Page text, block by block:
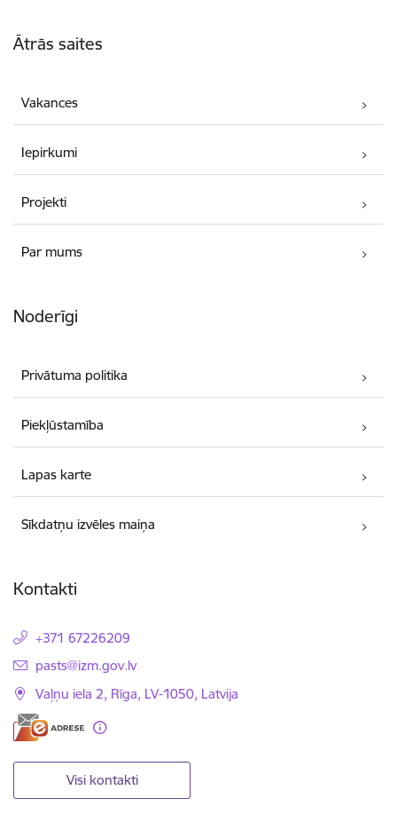
Ātrās saites
Vakances
Iepirkumi
Projekti
Par mums
Noderīgi
Privātuma politika
Piekļūstamība
Lapas karte
Sīkdatņu izvēles maiņa
Kontakti
+371 67226209
E-pasts:
pasts@izm.gov.lv
Vaļņu iela 2, Rīga, LV-1050, Latvija
Visi kontakti